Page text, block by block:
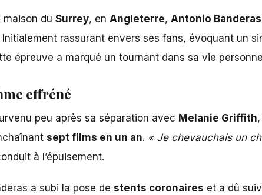
maison du Surrey, en Angleterre, Antonio Banderas
Initialement rassurant envers ses fans, évoquant un
épreuve a marqué un tournant dans sa vie
effréné
peu après sa séparation avec Melanie Griffith
sept films en un an. « Je chevauchais un
à l’épuisement.
a subi la pose de stents coronaires et a dû